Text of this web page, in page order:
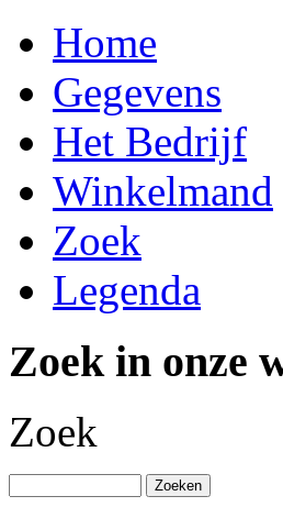
Home
Gegevens
Het Bedrijf
Winkelmand
Zoek
Legenda
Zoek in onze
Zoek